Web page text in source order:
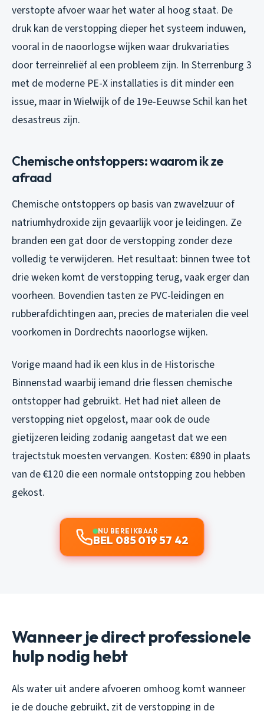
verstopte afvoer waar het water al hoog staat. De
druk kan de verstopping dieper het systeem induwen,
vooral in de naoorlogse wijken waar drukvariaties
door terreinreliëf al een probleem zijn. In Sterrenburg 3
met de moderne PE-X installaties is dit minder een
issue, maar in Wielwijk of de 19e-Eeuwse Schil kan het
desastreus zijn.
Chemische ontstoppers: waarom ik ze
afraad
Chemische ontstoppers op basis van zwavelzuur of
natriumhydroxide zijn gevaarlijk voor je leidingen. Ze
branden een gat door de verstopping zonder deze
volledig te verwijderen. Het resultaat: binnen twee tot
drie weken komt de verstopping terug, vaak erger dan
voorheen. Bovendien tasten ze PVC-leidingen en
rubberafdichtingen aan, precies de materialen die veel
voorkomen in Dordrechts naoorlogse wijken.
Vorige maand had ik een klus in de Historische
Binnenstad waarbij iemand drie flessen chemische
ontstopper had gebruikt. Het had niet alleen de
verstopping niet opgelost, maar ook de oude
gietijzeren leiding zodanig aangetast dat we een
trajectstuk moesten vervangen. Kosten: €890 in plaats
van de €120 die een normale ontstopping zou hebben
gekost.
NU BEREIKBAAR
BEL 085 019 57 42
Wanneer je direct professionele
hulp nodig hebt
Als water uit andere afvoeren omhoog komt wanneer
je de douche gebruikt, zit de verstopping in de